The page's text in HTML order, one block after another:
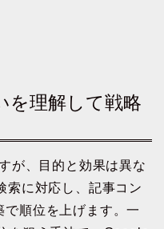
を理解して戦略
が、目的と効果は異な
索に対応し、記事コン
順位を上げます。一